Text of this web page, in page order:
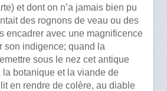
et dont on n’a jamais bien pu
des rognons de veau ou des
encadrer avec une magnificence
son indigence; quand la
sous le nez cet antique
la botanique et la viande de
en rendre de colère, au diable